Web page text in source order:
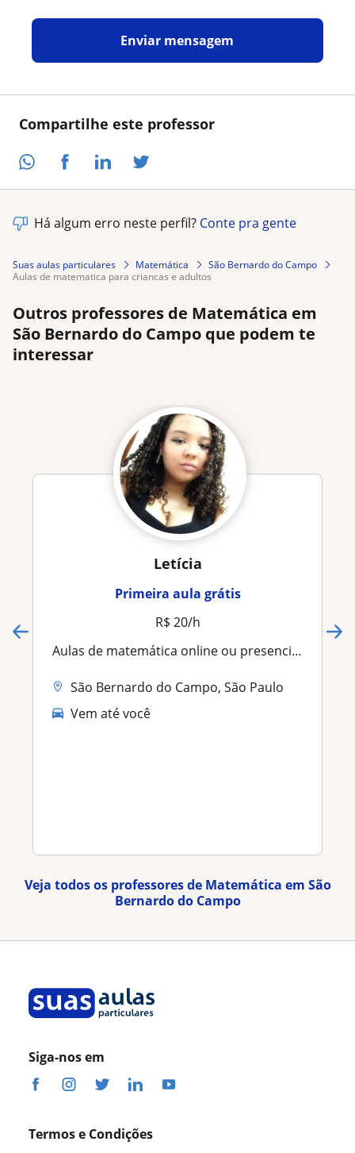
Compartilhe este professor
Enviar mensagem
Há algum erro neste perfil? Conte pra gente
Suas aulas particulares Matemática
São Bernardo do Campo
aulas de matematica para criancas e adultos
Outros professores de Matemática em
São Bernardo do Campo que podem te
interessar
Letícia
Primeira aula grátis
R$ 20/h
Aulas de matemática online ou presencial para alunos de fundamental 1 e 2
São Bernardo do Campo, São Paulo
Vem até você
Veja todos os professores de Matemática em São
Bernardo do Campo
Siga-nos em
Termos e Condições